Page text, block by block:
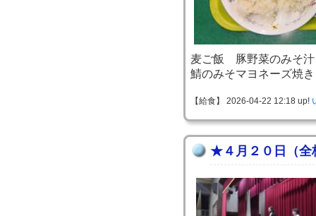
麦ご飯 豚野菜のみそ汁
鯖のみそマヨネーズ焼
【給食】 2026-04-22 12:18 up!
★４月２０日（全